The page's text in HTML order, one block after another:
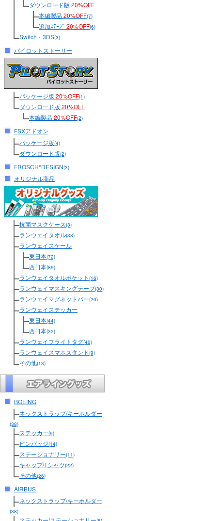
ダウンロード版 20%OFF
本編製品20%OFF(7)
追加ｽﾃｰｼﾞ 20%OFF(6)
Switch・3DS(3)
パイロットストーリー
パッケージ版 20%OFF(1)
ダウンロード版 20%OFF
本編製品20%OFF(2)
FSXアドオン
パッケージ版(4)
ダウンロード版(2)
FROSCH*DESIGN(3)
オリジナル商品
抗菌マスクケース(3)
ランウェイタオル(38)
ランウェイスケール
東日本(72)
西日本(89)
ランウェイタオルポケット (16)
ランウェイマスキングテープ(30)
ランウェイマグネットバー(20)
ランウェイステッカー
東日本(44)
西日本(32)
ランウェイフライトタグ(40)
ランウェイスマホスタンド(9)
その他(13)
BOEING
ネックストラップ/キーホルダー
(38)
ステッカー(9)
ピンバッジ(14)
ステーショナリー(11)
キャップ/Tシャツ(22)
その他(26)
AIRBUS
ネックストラップ/キーホルダー
(38)